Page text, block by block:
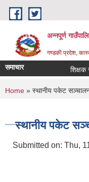
Skip to main content
अन्नपूर्ण
गण्डकी प्रदेश,
समाचार शिक्षक
You are
Home » स्थानीय पकेट सञ्चालन
स्थानीय पकेट
Submitted on: Thu,